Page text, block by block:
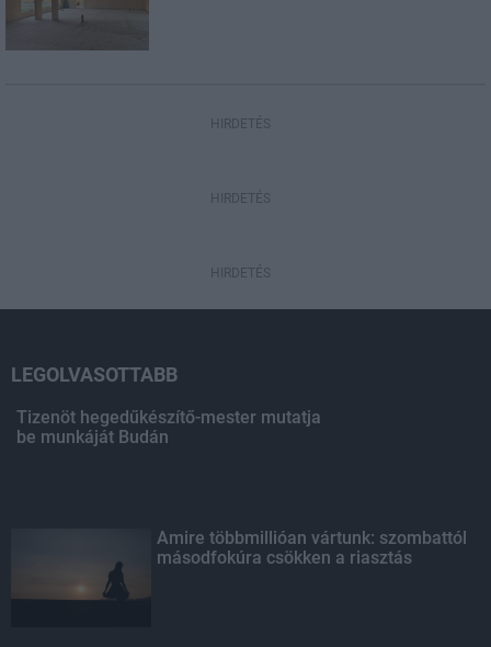
HIRDETÉS
HIRDETÉS
HIRDETÉS
LEGOLVASOTTABB
Tizenöt hegedűkészítő-mester mutatja
be munkáját Budán
Amire többmillióan vártunk: szombattól
másodfokúra csökken a riasztás